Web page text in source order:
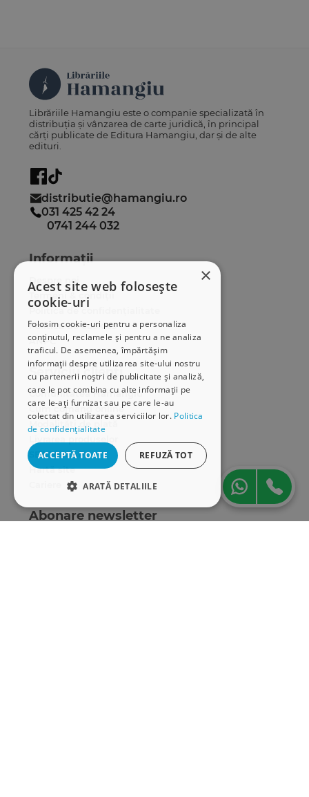
×
Acest site web folosește
cookie-uri
Folosim cookie-uri pentru a personaliza
conținutul, reclamele și pentru a ne analiza
traficul. De asemenea, împărtășim
informații despre utilizarea site-ului nostru
cu partenerii noștri de publicitate și analiză,
care le pot combina cu alte informații pe
care le-ați furnizat sau pe care le-au
colectat din utilizarea serviciilor lor. Politica
de confidențialitate
ACCEPTĂ TOATE REFUZĂ TOT
ARATĂ DETALIILE
STRICT NECESARE
Librăriile Hamangiu este o companie specializată în
distribuția și vânzarea de carte juridică, în principal
cărți publicate de Editura Hamangiu, dar și de alte
edituri.
distributie@hamangiu.ro
031 425 42 24
0741 244 032
Informații
Despre noi
Termeni & condiții
Politica de confidențialitate
Politica de cookies
ANPC
Serviciu clienți
Comunitatea Hamangiu
Cum comand online
Modalități de plată
SEAP/SICAP
Hartă site
Abonare newsletter